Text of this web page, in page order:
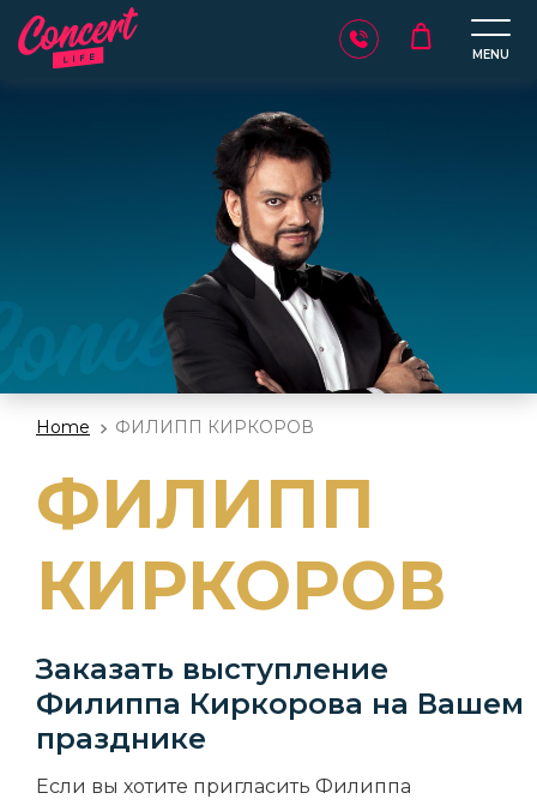
MENU
Home ФИЛИПП КИРКОРОВ
ФИЛИПП
КИРКОРОВ
Заказать выступление
Филиппа Киркорова на Вашем
празднике
Если вы хотите пригласить Филиппа